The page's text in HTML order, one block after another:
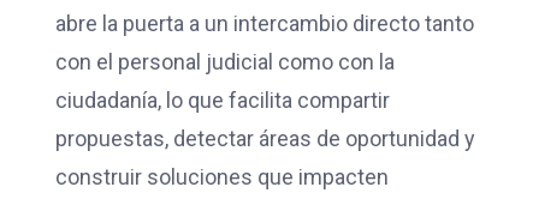
abre la puerta a un intercambio directo tanto
con el personal judicial como con la
ciudadanía, lo que facilita compartir
propuestas, detectar áreas de oportunidad y
construir soluciones que impacten